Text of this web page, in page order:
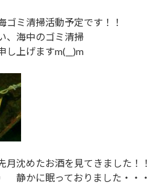
ゴミ清掃活動予定です！！
、海中のゴミ清掃
し上げますm(__)m
月沈めたお酒を見てきました！！
静かに眠っておりました・・・